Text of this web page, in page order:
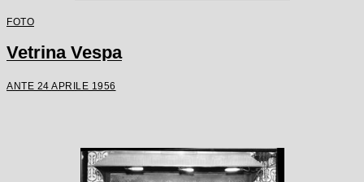
FOTO
Vetrina Vespa
ANTE 24 APRILE 1956